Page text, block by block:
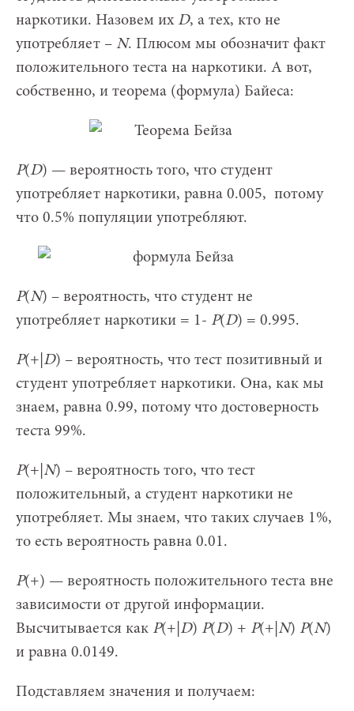
наркотики. Назовем их D, а тех, кто не
употребляет – N. Плюсом мы обозначит факт
положительного теста на наркотики. А вот,
собственно, и теорема (формула) Байеса:
P(D) — вероятность того, что студент
употребляет наркотики, равна 0.005, потому
что 0.5% популяции употребляют.
P(N) – вероятность, что студент не
употребляет наркотики = 1- P(D) = 0.995.
P(+| D) – вероятность, что тест позитивный и
студент употребляет наркотики. Она, как мы
знаем, равна 0.99, потому что достоверность
теста 99%.
P(+| N) – вероятность того, что тест
положительный, а студент наркотики не
употребляет. Мы знаем, что таких случаев 1%,
то есть вероятность равна 0.01.
P(+) — вероятность положительного теста вне
зависимости от другой информации.
Высчитывается как P(+| D) P(D) + P(+| N) P(N)
и равна 0.0149.
Подставляем значения и получаем: